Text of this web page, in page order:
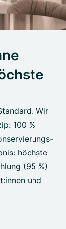
Wir
100 %
höchste
(95 %)
und